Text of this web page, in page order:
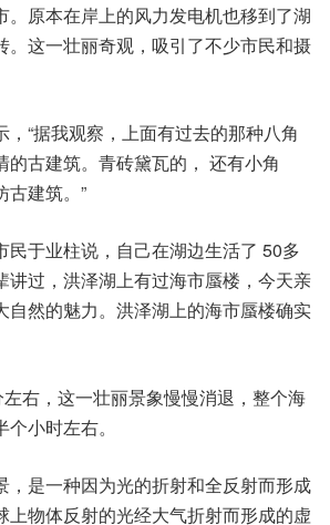
。原本在岸上的风力发电机也移到了湖
。这一壮丽奇观，吸引了不少市民和摄
“据我观察，上面有过去的那种八角
的古建筑。青砖黛瓦的， 还有小角
古建筑。”
民于业柱说，自己在湖边生活了 50多
讲过，洪泽湖上有过海市蜃楼，今天亲
自然的魅力。洪泽湖上的海市蜃楼确实
右，这一壮丽景象慢慢消退，整个海
小时左右。
，是一种因为光的折射和全反射而形成
上物体反射的光经大气折射而形成的虚